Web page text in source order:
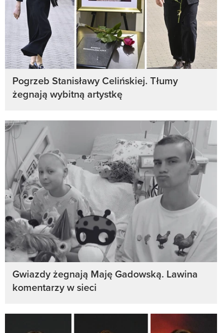
Pogrzeb Stanisławy Celińskiej. Tłumy
żegnają wybitną artystkę
Gwiazdy żegnają Maję Gadowską. Lawina
komentarzy w sieci